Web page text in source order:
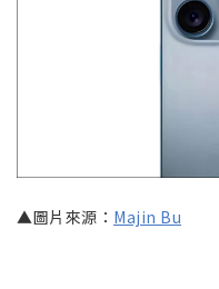
▲圖片來源： Majin Bu